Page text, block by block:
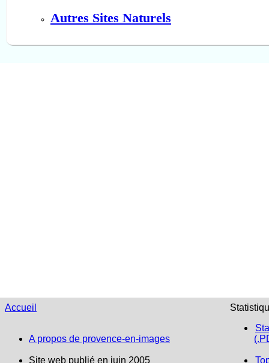
Autres Sites Naturels
Accueil
A propos de provence-en-images
Site web publié en juin 2005